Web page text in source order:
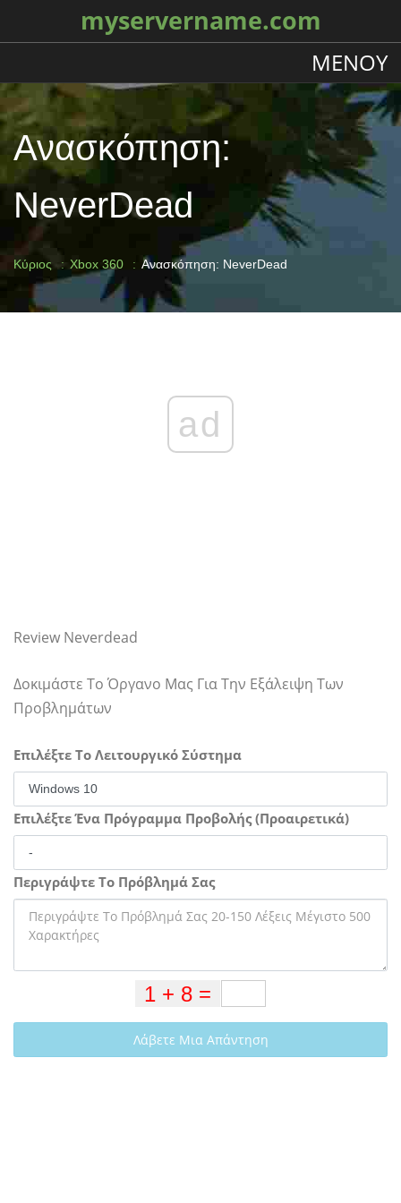
myservername.com
ΜΕΝΟΎ
Ανασκόπηση:
NeverDead
Κύριος Xbox 360 Ανασκόπηση: NeverDead
ad
Review Neverdead
Δοκιμάστε Το Όργανο Μας Για Την Εξάλειψη Των
Προβλημάτων
Επιλέξτε Το Λειτουργικό Σύστημα
Επιλέξτε Ένα Πρόγραμμα Προβολής (Προαιρετικά)
Περιγράψτε Το Πρόβλημά Σας
Λάβετε Μια Απάντηση